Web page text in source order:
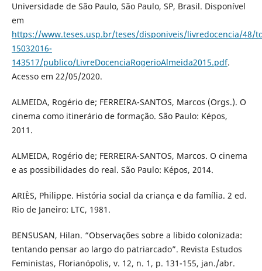
Universidade de São Paulo, São Paulo, SP, Brasil. Disponível
em
https://www.teses.usp.br/teses/disponiveis/livredocencia/48/
15032016-
143517/publico/LivreDocenciaRogerioAlmeida2015.pdf.
Acesso em 22/05/2020.
ALMEIDA, Rogério de; FERREIRA-SANTOS, Marcos (Orgs.). O
cinema como itinerário de formação. São Paulo: Képos,
2011.
ALMEIDA, Rogério de; FERREIRA-SANTOS, Marcos. O cinema
e as possibilidades do real. São Paulo: Képos, 2014.
ARIÈS, Philippe. História social da criança e da família. 2 ed.
Rio de Janeiro: LTC, 1981.
BENSUSAN, Hilan. “Observações sobre a libido colonizada:
tentando pensar ao largo do patriarcado”. Revista Estudos
Feministas, Florianópolis, v. 12, n. 1, p. 131-155, jan./abr.